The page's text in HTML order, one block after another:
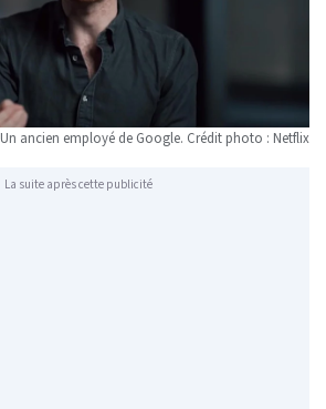
Un ancien employé de Google. Crédit photo : Netflix
La suite après cette publicité